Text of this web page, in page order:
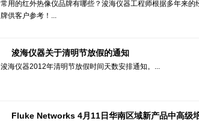
常用的红外热像仪品牌有哪些？浚海仪器工程师根据多年来
牌供客户参考！...
浚海仪器关于清明节放假的通知
浚海仪器2012年清明节放假时间天数安排通知。...
Fluke Networks 4月11日华南区域新产品中高级